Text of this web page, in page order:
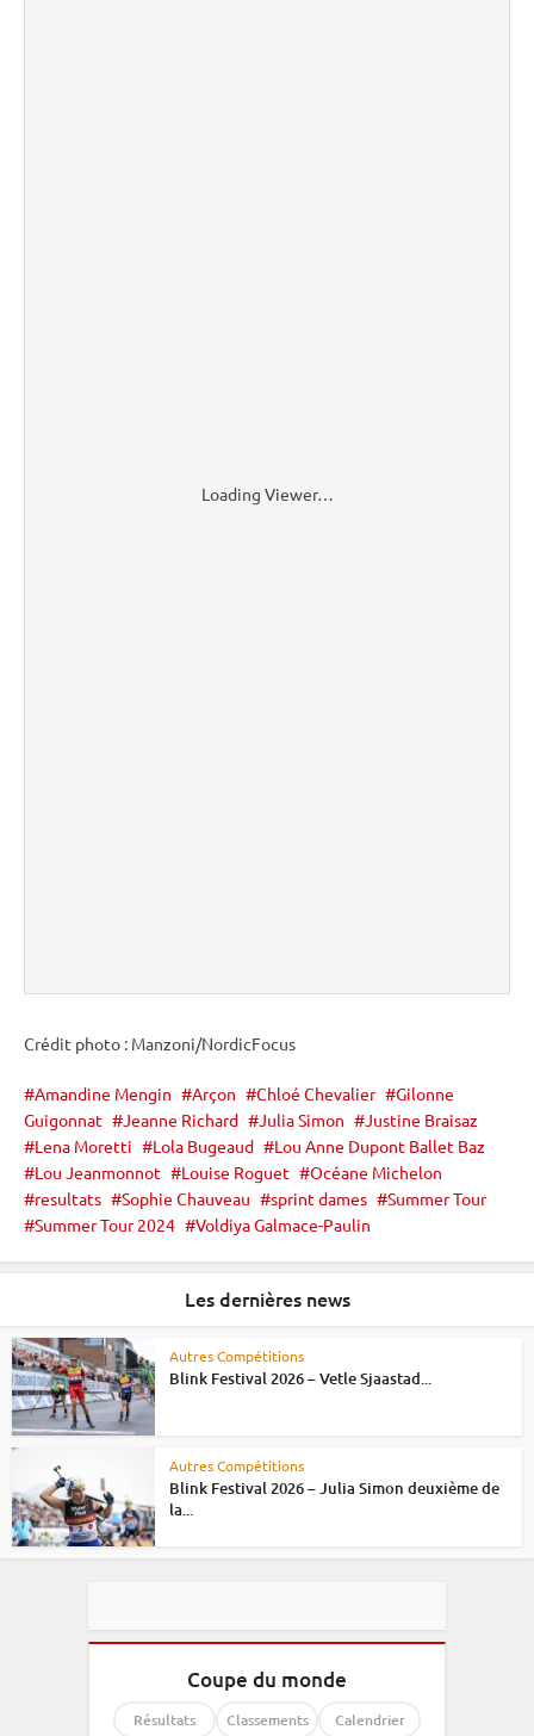
Loading Viewer…
Crédit photo : Manzoni/NordicFocus
Amandine Mengin Arçon Chloé Chevalier
Gilonne
Guigonnat
Jeanne Richard Julia Simon
Justine Braisaz
Lena Moretti
Lola Bugeaud
Lou Anne Dupont Ballet Baz
Lou Jeanmonnot
Louise Roguet
Océane Michelon
resultats
Sophie Chauveau sprint dames
Summer Tour
Summer Tour 2024
Voldiya Galmace-Paulin
Les dernières news
Autres Compétitions
Blink Festival 2026 – Vetle Sjaastad...
Autres Compétitions
Blink Festival 2026 – Julia Simon deuxième de
la...
Coupe du monde
Résultats Classements Calendrier